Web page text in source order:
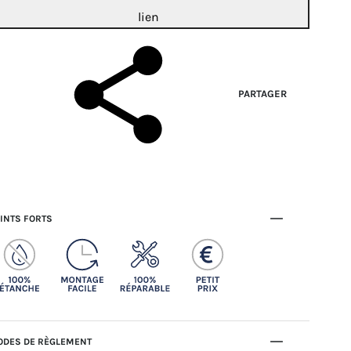
lien
PARTAGER
FORTS
DE RÈGLEMENT